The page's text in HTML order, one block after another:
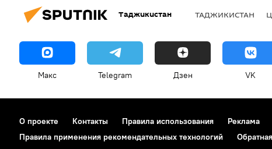
Таджикистан ТАДЖИКИСТАН
Макс Telegram Дзен VK
О проекте Контакты Правила использования Реклама
Правила применения рекомендательных технологий